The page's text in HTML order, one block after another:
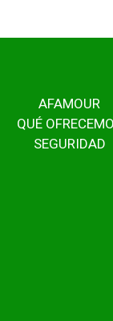
AFAMOUR
QUÉ
SEGURIDAD